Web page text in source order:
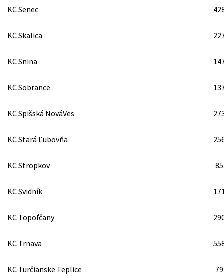
KC Senec
KC Skalica
KC Snina
KC Sobrance
KC Spišská NováVes
KC Stará Ľubovňa
KC Stropkov 85
KC Svidník
KC Topoľčany
KC Trnava
KC Turčianske Teplice 79